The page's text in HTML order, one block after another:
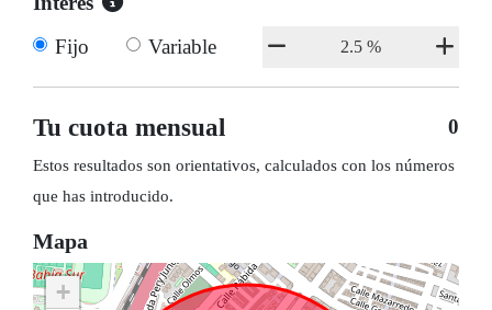
Fijo
Variable
Tu cuota mensual 0
Estos resultados son orientativos, calculados con los números
que has introducido.
Mapa
+